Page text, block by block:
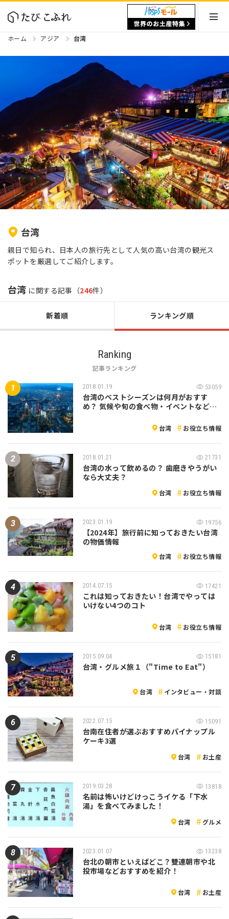
ホーム アジア 台湾
台湾
親日で知られ、日本人の旅行先として人気の高い台湾の観光ス
ポットを厳選してご紹介します。
台湾 に関する記事（246件）
新着順 ランキング順
Ranking
記事ランキング
2018.01.19 53059
台湾のベストシーズンは何月がおすす
め？ 気候や旬の食べ物・イベントなど…
台湾 お役立ち情報
2018.01.21 21731
台湾の水って飲めるの？ 歯磨きやうがい
なら大丈夫？
台湾 お役立ち情報
2023.01.19 19756
【2024年】旅行前に知っておきたい台湾
の物価情報
台湾 お役立ち情報
2014.07.15 17421
これは知っておきたい！台湾でやっては
いけない4つのコト
台湾 お役立ち情報
2015.09.04 15181
台湾・グルメ旅１（"Time to Eat"）
台湾 インタビュー・対談
2022.07.15 15091
台南在住者が選ぶおすすめパイナップル
ケーキ3選
台湾 お土産
2019.03.28 13818
名前は怖いけどけっこうイケる「下水
湯」を食べてみました！
台湾 グルメ
2023.01.07 13238
台北の朝市といえばどこ？雙連朝市や北
投市場などおすすめを紹介！
台湾 お土産